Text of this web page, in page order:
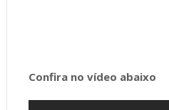
Confira no vídeo abaixo